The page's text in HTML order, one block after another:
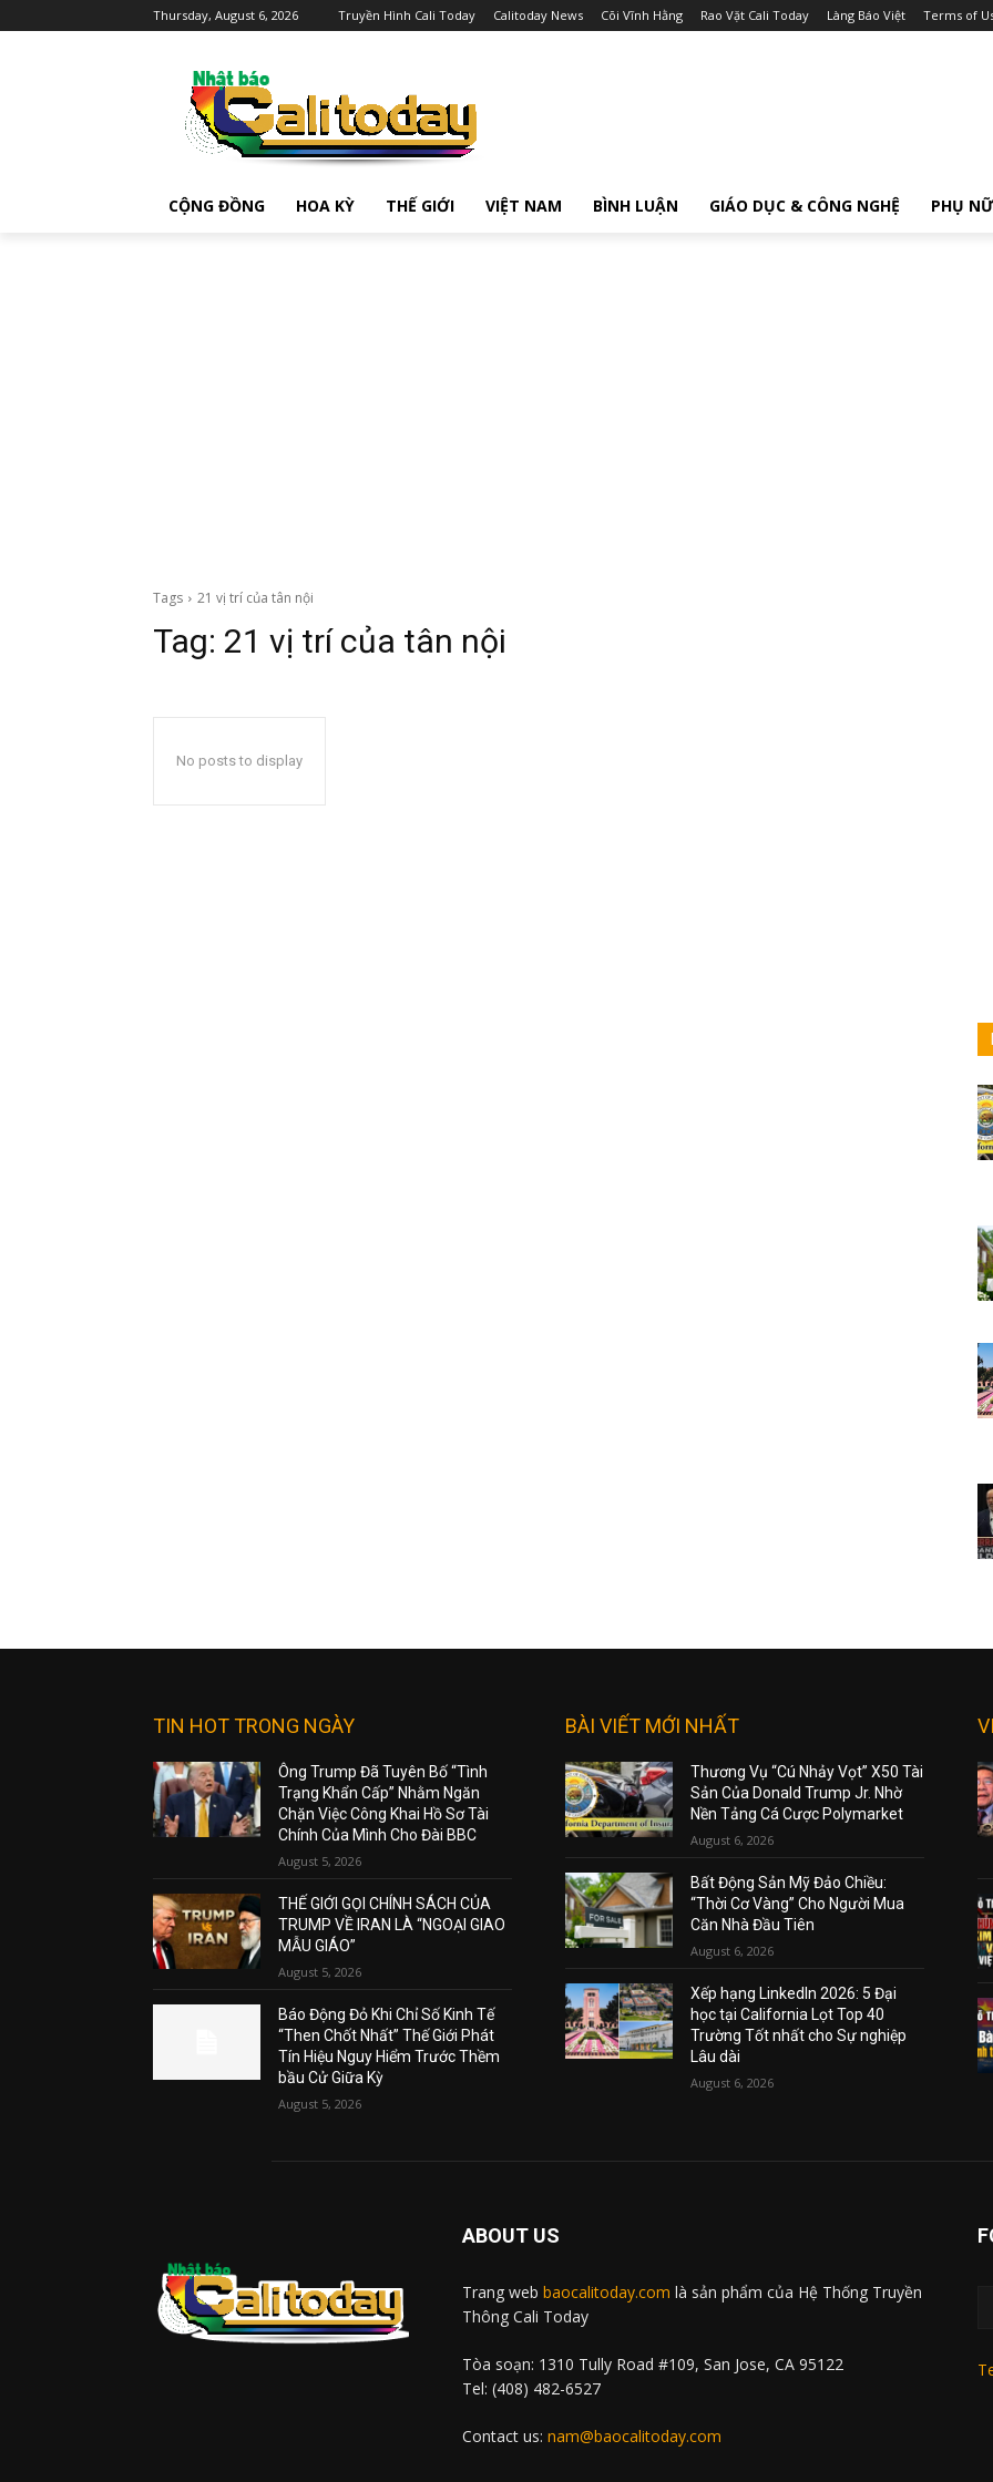
Thursday, August 6, 2026 Truyền Hình Cali Today Calitoday News Cõi Vĩnh Hằng Rao Vặt Cali Today Làng Báo Việt Terms of
CỘNG ĐỒNG HOA KỲ THẾ GIỚI VIỆT NAM BÌNH LUẬN GIÁO DỤC & CÔNG NGHỆ PHỤ NỮ
Tags 21 vị trí của tân nội
Tag: 21 vị trí của tân nội
No posts to display
TIN HOT TRONG NGÀY
Ông Trump Đã Tuyên Bố “Tình
Trạng Khẩn Cấp” Nhằm Ngăn
Chặn Việc Công Khai Hồ Sơ Tài
Chính Của Mình Cho Đài BBC
August 5, 2026
THẾ GIỚI GỌI CHÍNH SÁCH CỦA
TRUMP VỀ IRAN LÀ “NGOẠI GIAO
MẪU GIÁO”
August 5, 2026
Báo Động Đỏ Khi Chỉ Số Kinh Tế
“Then Chốt Nhất” Thế Giới Phát
Tín Hiệu Nguy Hiểm Trước Thềm
bầu Cử Giữa Kỳ
August 5, 2026
BÀI VIẾT MỚI NHẤT
Thương Vụ “Cú Nhảy Vọt” X50 Tài
Sản Của Donald Trump Jr. Nhờ
Nền Tảng Cá Cược Polymarket
August 6, 2026
Bất Động Sản Mỹ Đảo Chiều:
“Thời Cơ Vàng” Cho Người Mua
Căn Nhà Đầu Tiên
August 6, 2026
Xếp hạng LinkedIn 2026: 5 Đại
học tại California Lọt Top 40
Trường Tốt nhất cho Sự nghiệp
Lâu dài
August 6, 2026
ABOUT US
Trang web baocalitoday.com là sản phẩm của Hệ Thống Truyền
Thông Cali Today
Tòa soạn: 1310 Tully Road #109, San Jose, CA 95122
Tel: (408) 482-6527
Contact us: nam@baocalitoday.com